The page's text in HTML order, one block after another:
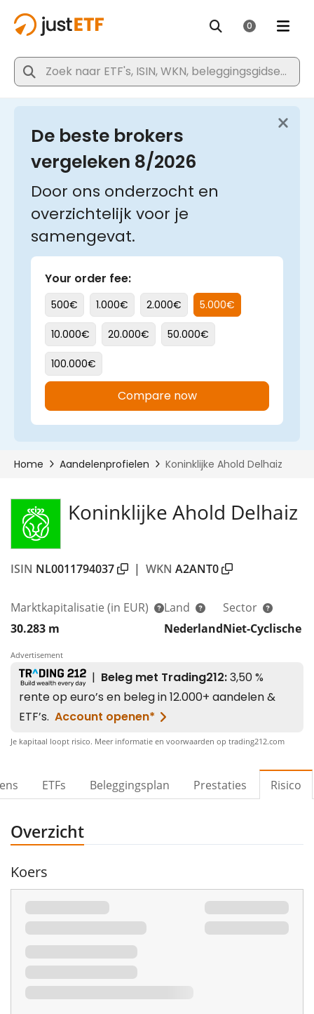
Koninklijke Ahold Delhaiz
ISIN NL0011794037 | WKN A2ANT0
Marktkapitalisatie (in EUR)
30.283 m
Land
Nederland
Sector
Niet-Cyclische
Advertisement
Je kapitaal loopt risico. Meer informatie en voorwaarden op trading212.com
ETFs Beleggingsplan Prestaties Risico
Overzicht
Koers